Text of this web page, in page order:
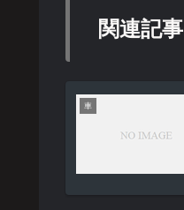
関連記事
車